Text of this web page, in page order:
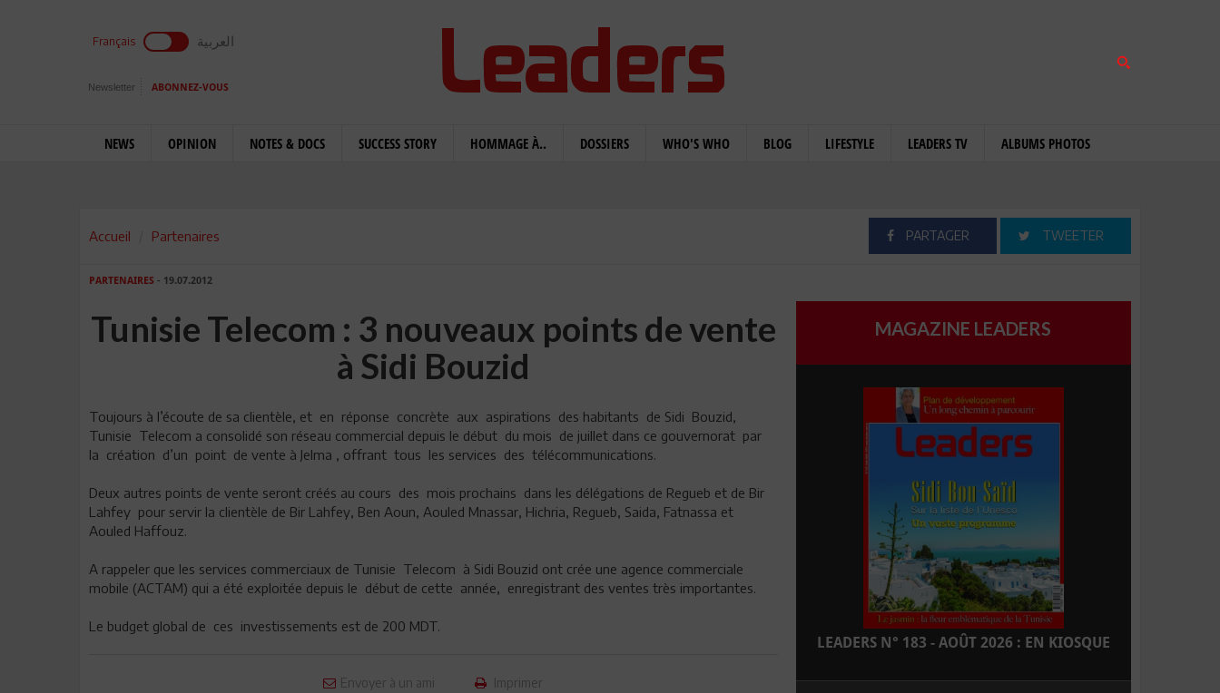
Français العربية
Newsletter ABONNEZ-VOUS
NEWS OPINION NOTES & DOCS SUCCESS STORY HOMMAGE À.. DOSSIERS WHO'S WHO BLOG LIFESTYLE LEADERS TV ALBUMS PHOTOS
Accueil Partenaires PARTAGER TWEETER
PARTENAIRES - 19.07.2012
Tunisie Telecom : 3 nouveaux points de vente
à Sidi Bouzid
Toujours à l’écoute de sa clientèle, et en réponse concrète aux aspirations des habitants de Sidi Bouzid,
Tunisie Telecom a consolidé son réseau commercial depuis le début du mois de juillet dans ce gouvernorat par
la création d’un point de vente à Jelma , offrant tous les services des télécommunications.
Deux autres points de vente seront créés au cours des mois prochains dans les délégations de Regueb et de Bir
Lahfey pour servir la clientèle de Bir Lahfey, Ben Aoun, Aouled Mnassar, Hichria, Regueb, Saida, Fatnassa et
Aouled Haffouz.
A rappeler que les services commerciaux de Tunisie Telecom à Sidi Bouzid ont crée une agence commerciale
mobile (ACTAM) qui a été exploitée depuis le début de cette année, enregistrant des ventes très importantes.
Le budget global de ces investissements est de 200 MDT.
Envoyer à un ami Imprimer
MAGAZINE LEADERS
LEADERS N° 183 - AOÛT 2026 : EN KIOSQUE